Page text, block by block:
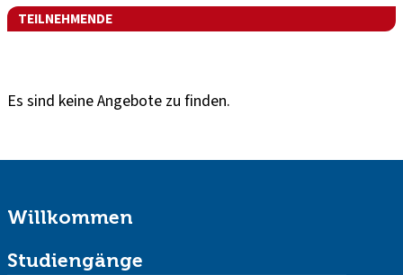
TEILNEHMENDE
Es sind keine Angebote zu finden.
Willkommen
Studiengänge